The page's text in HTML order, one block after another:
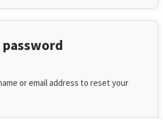
or email address to reset your